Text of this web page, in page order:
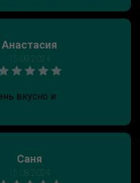
Анастасия
15.09.2024
вкусно и
Саня
15.08.2024